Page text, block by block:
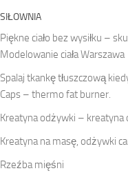
SIŁOWNIA
Piękne ciało bez wysiłku –
Modelowanie ciała Warszawa
Spalaj tkankę tłuszczową
Caps – thermo fat burner.
Kreatyna odżywki – kreatyna
Kreatyna na masę, odżywki
Rzeźba mięśni